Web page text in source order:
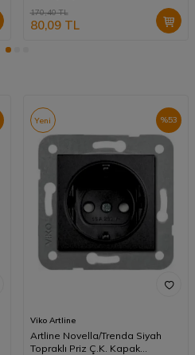
170,40TL
80,09TL
%53
Yeni
Viko Artline
Artline Novella/Trenda Siyah
Topraklı Priz Ç.K. Kapak